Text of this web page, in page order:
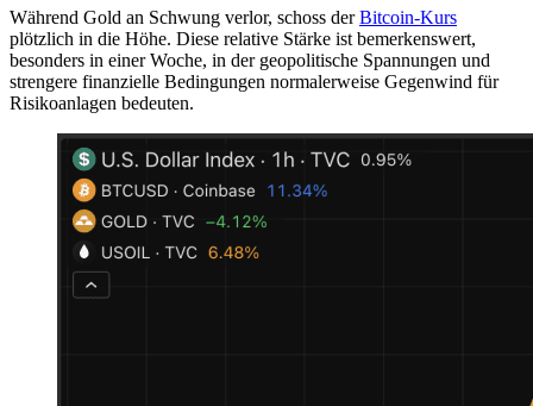
Während Gold an Schwung verlor, schoss derBitcoin-Kurs
plötzlich in die Höhe. Diese relative Stärke ist bemerkenswert,
besonders in einer Woche, in der geopolitische Spannungen und
strengere finanzielle Bedingungen normalerweise Gegenwind für
Risikoanlagen bedeuten.